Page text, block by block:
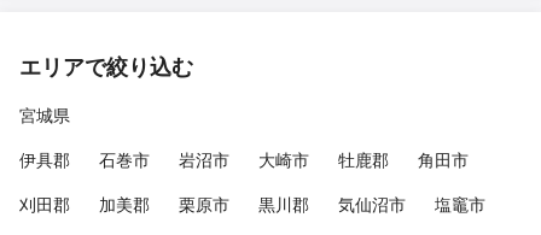
エリアで絞り込む
宮城県
伊具郡
石巻市 岩沼市 大崎市 牡鹿郡
角田市
刈田郡
加美郡 栗原市 黒川郡 気仙沼市
塩竈市